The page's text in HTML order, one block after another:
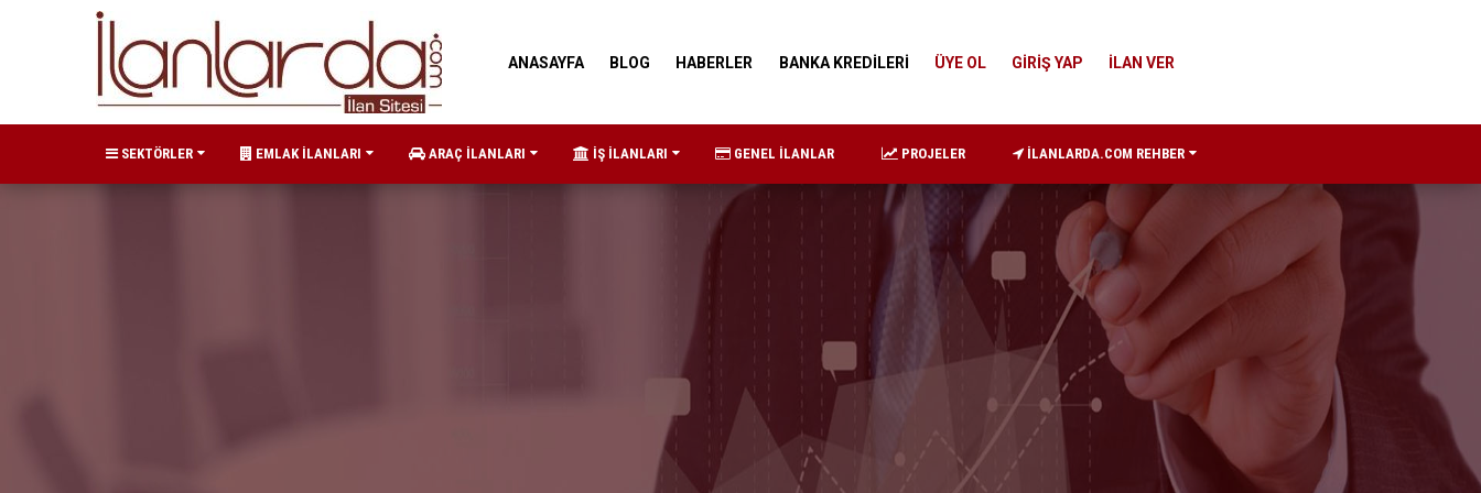
ANASAYFA BLOG HABERLER BANKA KREDİLERİ ÜYE OL GİRİŞ YAP İLAN VER
SEKTÖRLER EMLAK İLANLARI ARAÇ İLANLARI İŞ İLANLARI GENEL İLANLAR PROJELER İLANLARDA.COM REHBER